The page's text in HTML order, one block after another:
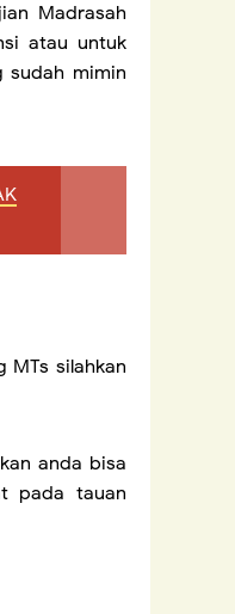
Madrasah
atau untuk
sudah mimin
MTs silahkan
anda bisa
pada tauan